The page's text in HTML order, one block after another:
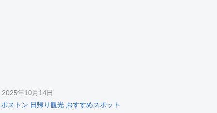
2025年10月14日
ボストン 日帰り観光 おすすめスポット